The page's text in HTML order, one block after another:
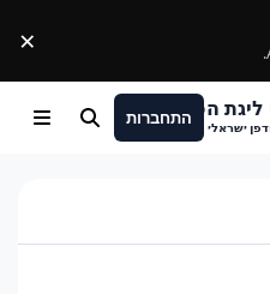
.
×
הפוקימונים
ישראלי
התחברות חיפוש Menu